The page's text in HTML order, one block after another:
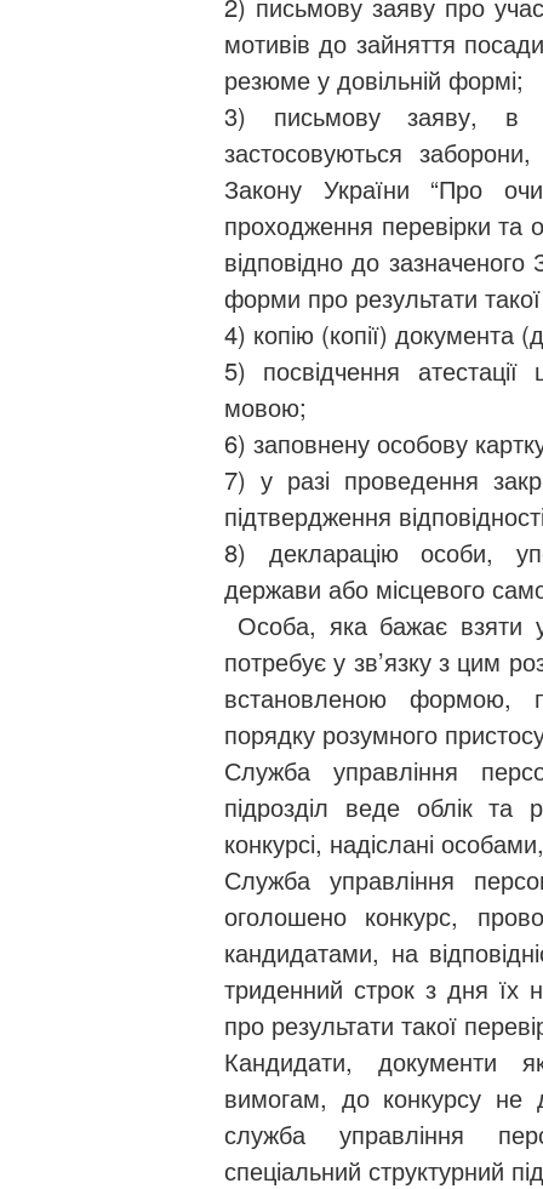
мотивів до зайняття
резюме у довільній формі;
3) письмову заяву, в
застосовуються
Закону України “Про
проходження перевірки та
відповідно до
форми про результати
4) копію (копії) документа
5) посвідчення
мовою;
6) заповнену особову
7) у разі проведення
підтвердження
8) декларацію особи,
держави або місцевого
Особа, яка бажає взяти
потребує у зв’язку з цим
встановленою формою,
порядку розумного
Служба управління
підрозділ веде облік та
конкурсі, надіслані
Служба управління
оголошено конкурс,
кандидатами, на
триденний строк з дня їх
про результати такої
Кандидати, документи
вимогам, до конкурсу не
служба управління
спеціальний структурний